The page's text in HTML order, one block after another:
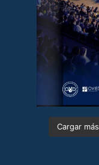
Cargar más